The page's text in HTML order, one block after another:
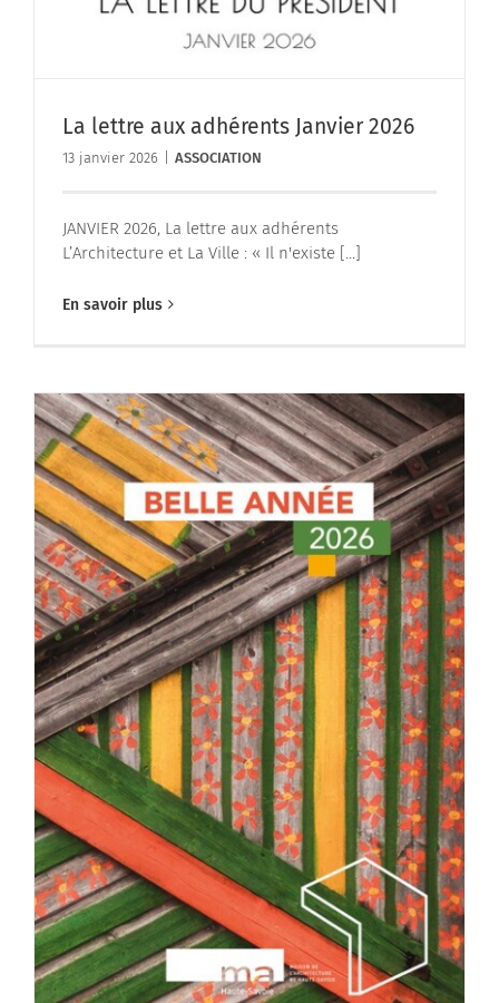
La lettre aux adhérents Janvier 2026
13 janvier 2026 ASSOCIATION
JANVIER 2026, La lettre aux adhérents
L’Architecture et La Ville : « Il n'existe [...]
En savoir plus